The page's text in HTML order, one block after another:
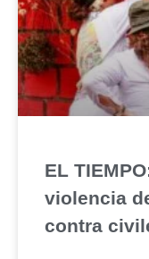
EL
violencia
contra